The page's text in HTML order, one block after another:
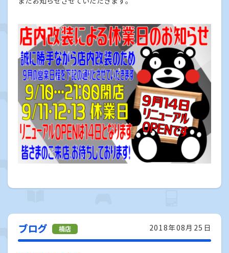
2018年08月25日
ブログ